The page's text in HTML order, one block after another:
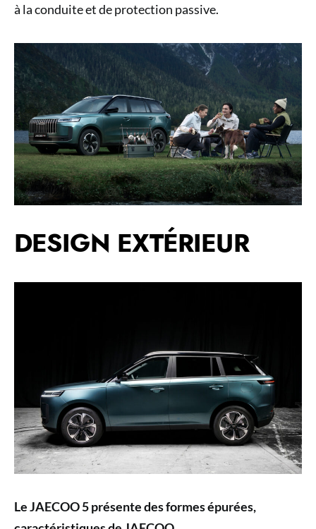
à la conduite et de protection passive.
DESIGN EXTÉRIEUR
Le JAECOO 5 présente des formes épurées,